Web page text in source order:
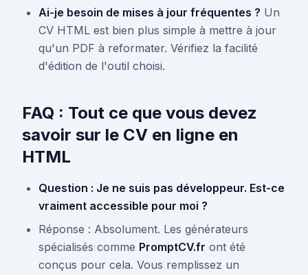
Ai-je besoin de mises à jour fréquentes ? Un
CV HTML est bien plus simple à mettre à jour
qu'un PDF à reformater. Vérifiez la facilité
d'édition de l'outil choisi.
FAQ : Tout ce que vous devez
savoir sur le CV en ligne en
HTML
Question : Je ne suis pas développeur. Est-ce
vraiment accessible pour moi ?
Réponse : Absolument. Les générateurs
spécialisés comme PromptCV.fr ont été
conçus pour cela. Vous remplissez un